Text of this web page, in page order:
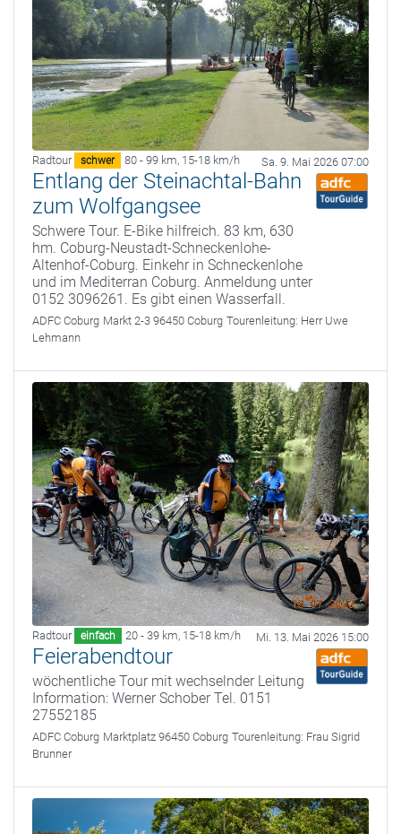
Radtour schwer 80 - 99 km, 15-18 km/h Sa. 9. Mai 2026 07:00
Entlang der Steinachtal-Bahn
zum Wolfgangsee
Schwere Tour. E-Bike hilfreich. 83 km, 630
hm. Coburg-Neustadt-Schneckenlohe-
Altenhof-Coburg. Einkehr in Schneckenlohe
und im Mediterran Coburg. Anmeldung unter
0152 3096261. Es gibt einen Wasserfall.
ADFC Coburg Markt 2-3 96450 Coburg Tourenleitung: Herr Uwe
Lehmann
Radtour einfach 20 - 39 km, 15-18 km/h Mi. 13. Mai 2026 15:00
Feierabendtour
wöchentliche Tour mit wechselnder Leitung
Information: Werner Schober Tel. 0151
27552185
ADFC Coburg Marktplatz 96450 Coburg Tourenleitung: Frau Sigrid
Brunner